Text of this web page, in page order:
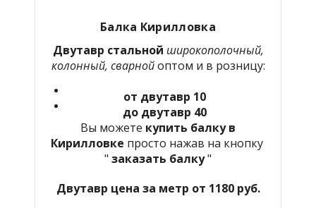
Балка Кирилловка
Двутавр стальной широкополочный,
колонный, сварнойоптом и в розницу:
от двутавр 10
до двутавр 40
Вы можете купить балку в
Кирилловке просто нажав на кнопку
" заказать балку"
Двутавр цена за метр от 1180 руб.